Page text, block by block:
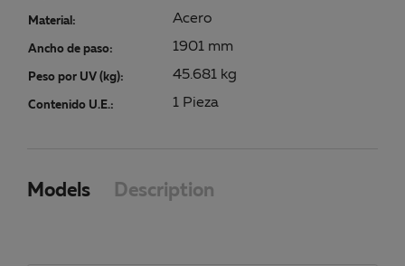
Material: Acero
Ancho de paso: 1901 mm
Peso por UV (kg): 45.681 kg
Contenido U.E.: 1 Pieza
Models Description